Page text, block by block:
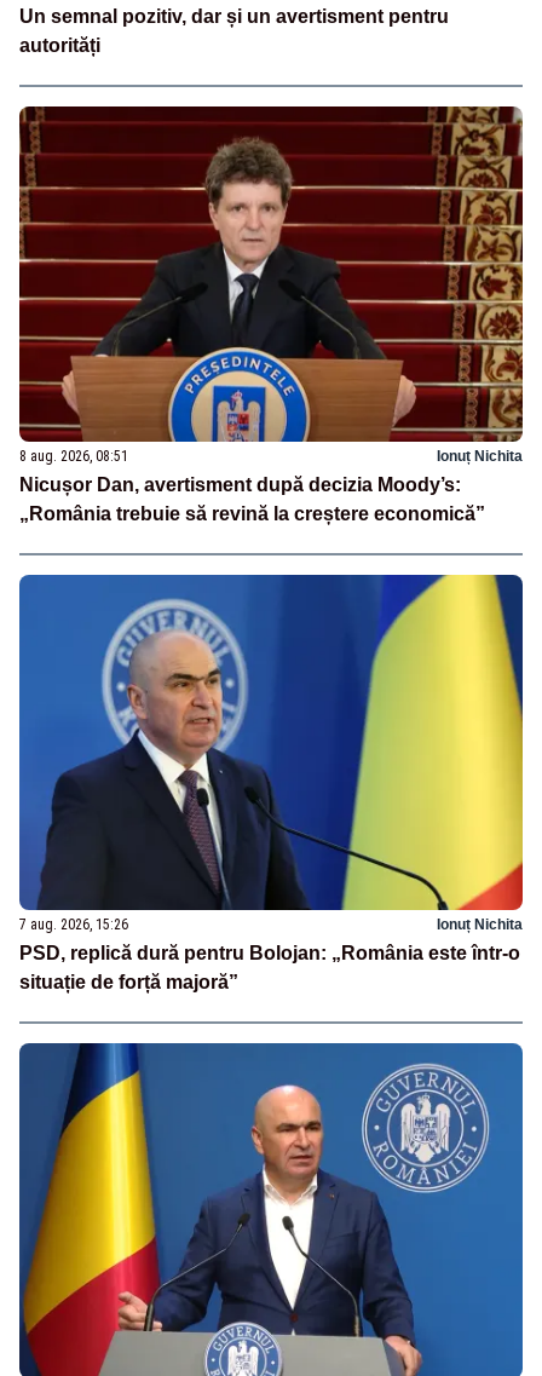
Un semnal pozitiv, dar și un avertisment pentru
autorități
8 aug. 2026, 08:51 Ionuț Nichita
Nicușor Dan, avertisment după decizia Moody’s:
„România trebuie să revină la creștere economică”
7 aug. 2026, 15:26 Ionuț Nichita
PSD, replică dură pentru Bolojan: „România este într-o
situație de forță majoră”